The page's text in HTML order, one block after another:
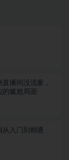
播间没流量，
的尴尬局面
从入门到精通